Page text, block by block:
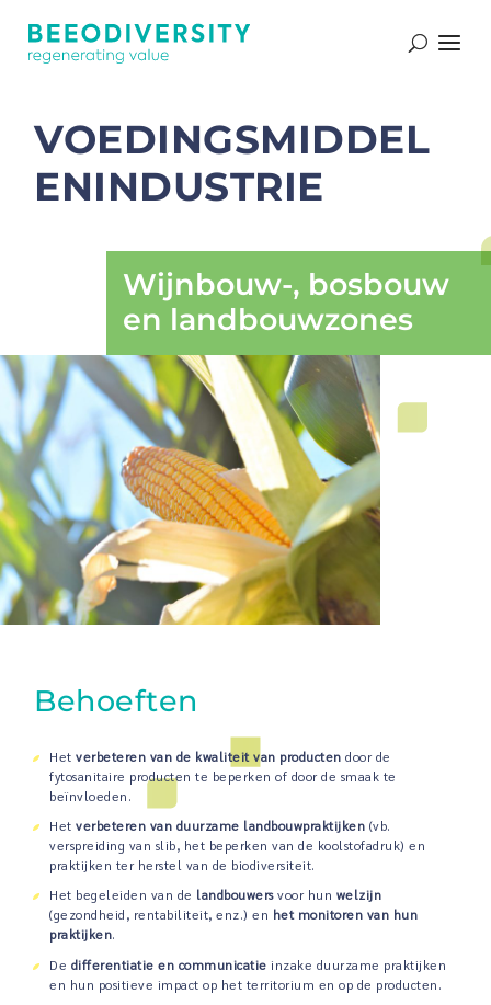
VOEDINGSMIDDEL
ENINDUSTRIE
Wijnbouw-, bosbouw
en landbouwzones
Behoeften
Hetverbeteren van de kwaliteit van producten door de
fytosanitaire producten te beperken of door de smaak te
beïnvloeden.
Hetverbeteren van duurzame landbouwpraktijken (vb.
verspreiding van slib, het beperken van de koolstofadruk) en
praktijken ter herstel van de biodiversiteit.
Het begeleiden van de landbouwersvoor hun welzijn
(gezondheid, rentabiliteit, enz.) en het monitoren van hun
praktijken.
De differentiatie en communicatie inzake duurzame praktijken
en hun positieve impact op het territorium en op de producten.